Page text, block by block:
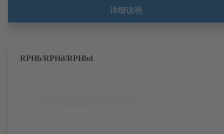
详细说明
RPHb/RPHd/RPHbd